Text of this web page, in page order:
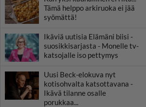
Tämä helppo arkiruoka ei jää
syömättä!
Ikäviä uutisia Elämäni biisi -
suosikkisarjasta - Monelle tv-
katsojalle iso pettymys
Uusi Beck-elokuva nyt
kotisohvalta katsottavana -
Ikävä tilanne osalle
porukkaa...